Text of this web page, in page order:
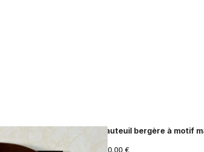
Fauteuil bergère à motif
150.00 €